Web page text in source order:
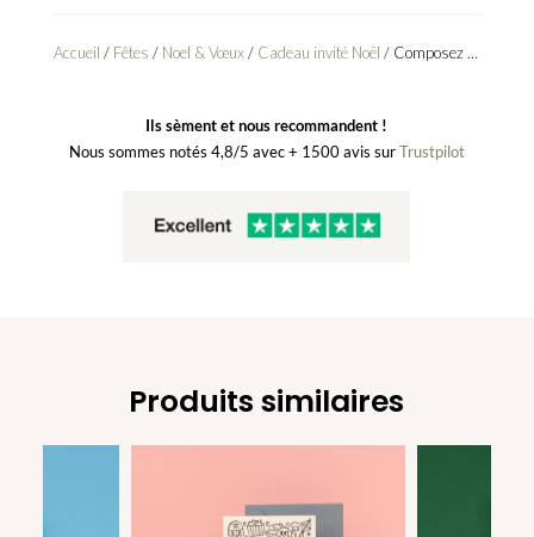
Accueil / Fêtes / Noel & Vœux/ Cadeau invité Noël / Composez votre carte à semer
Ils sèment et nous recommandent !
Nous sommes notés 4,8/5 avec + 1500 avis surTrustpilot
Produits similaires